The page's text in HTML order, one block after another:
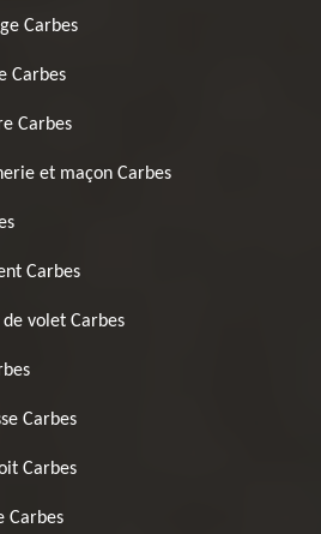
Carbes
Carbes
Carbes
et maçon Carbes
Carbes
volet Carbes
Carbes
Carbes
Carbes